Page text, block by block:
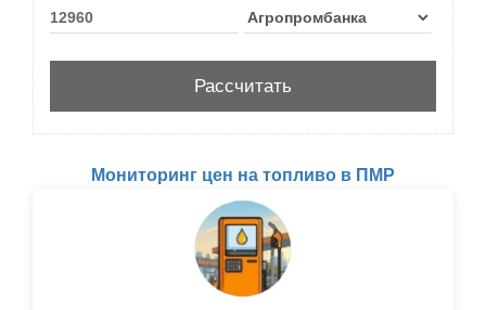
Мониторинг цен на топливо в ПМР